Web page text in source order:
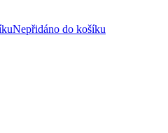
Nepřidáno do košíku